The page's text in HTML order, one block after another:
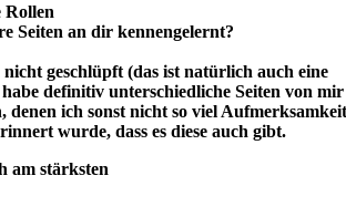
Rollen
Seiten an dir kennengelernt?
geschlüpft (das ist natürlich auch eine
definitiv unterschiedliche Seiten von mir
denen ich sonst nicht so viel Aufmerksamkeit
wurde, dass es diese auch gibt.
am stärksten